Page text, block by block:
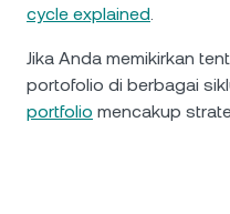
cycle explained.
Jika Anda memikirkan
portofolio di berbagai
portfolio mencakup